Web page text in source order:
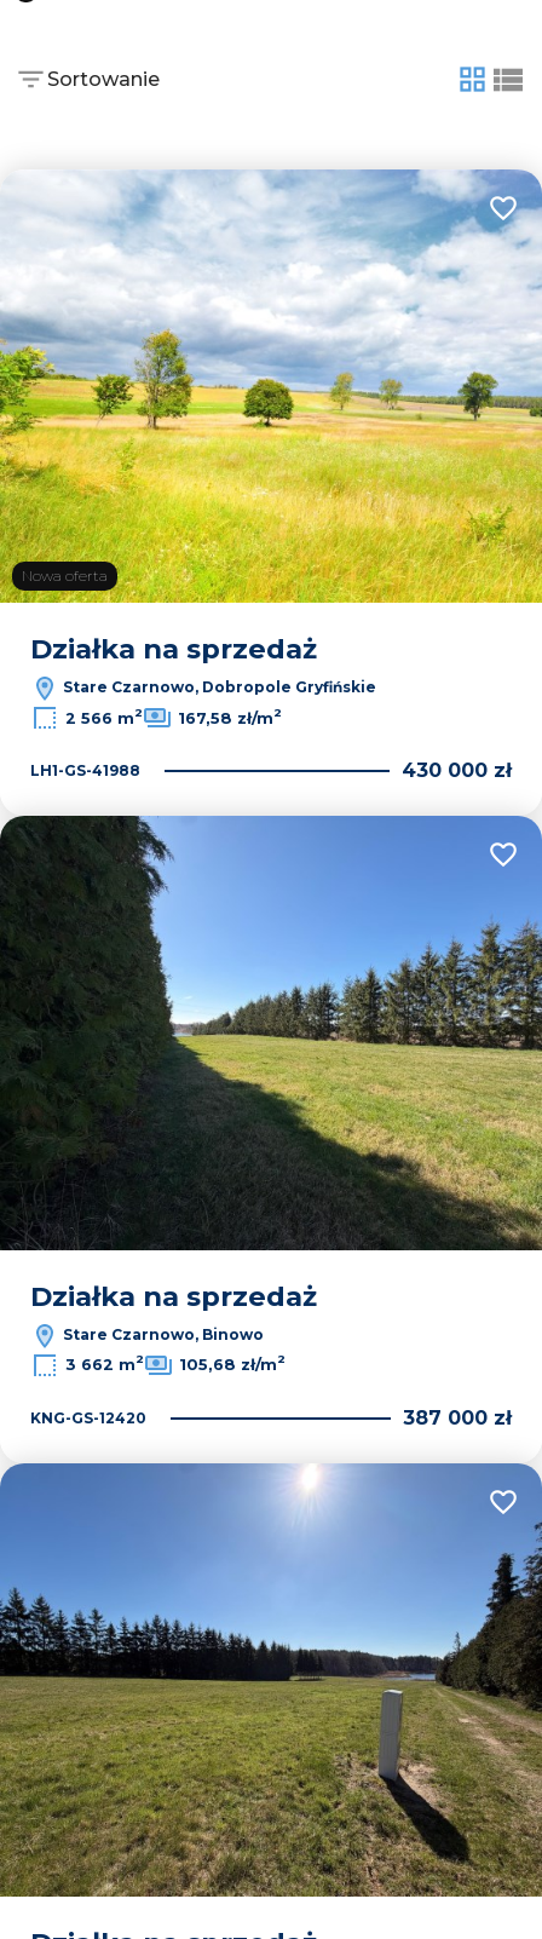
Sortowanie
tabela
Nowa oferta
Działka na sprzedaż
Stare Czarnowo, Dobropole Gryfińskie
2 566 m2 167,58 zł/m2
LH1-GS-41988 430 000 zł
Działka na sprzedaż
Stare Czarnowo, Binowo
3 662 m2 105,68 zł/m2
KNG-GS-12420 387 000 zł